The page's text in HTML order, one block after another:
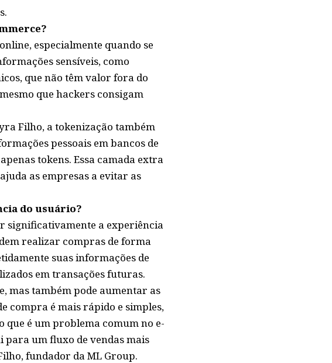
especialmente quando se
sensíveis, como
que não têm valor fora do
que hackers consigam
Filho, a tokenização também
pessoais em bancos de
tokens. Essa camada extra
as empresas a evitar as
do usuário?
significativamente a experiência
realizar compras de forma
suas informações de
em transações futuras.
mas também pode aumentar as
compra é mais rápido e simples,
que é um problema comum no e-
para um fluxo de vendas mais
fundador da ML Group.